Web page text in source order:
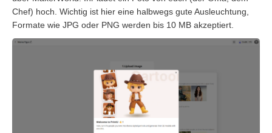
Chef) hoch. Wichtig ist hier eine halbwegs gute Ausleuchtung,
Formate wie JPG oder PNG werden bis 10 MB akzeptiert.